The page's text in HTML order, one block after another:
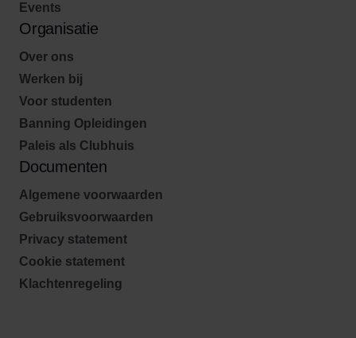
Events
Organisatie
Over ons
Werken bij
Voor studenten
Banning Opleidingen
Paleis als Clubhuis
Documenten
Algemene voorwaarden
Gebruiksvoorwaarden
Privacy statement
Cookie statement
Klachtenregeling